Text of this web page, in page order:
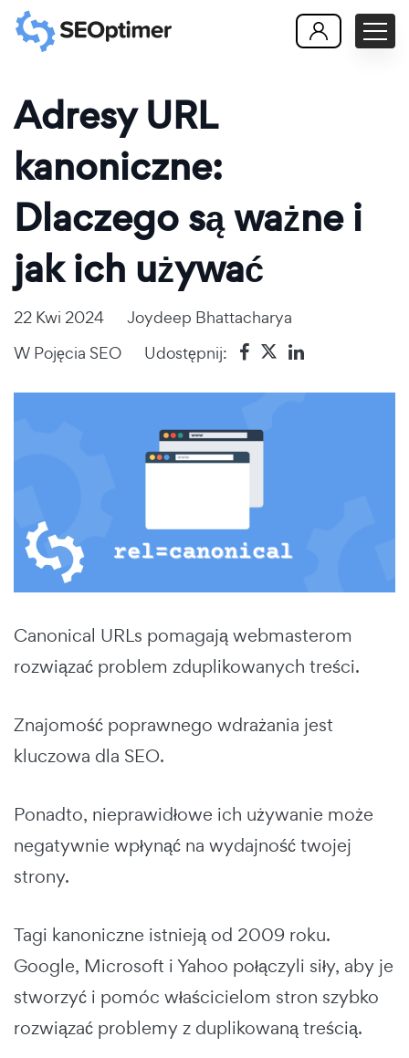
Adresy URL
kanoniczne:
Dlaczego są ważne i
jak ich używać
22 Kwi 2024
Joydeep Bhattacharya
W Pojęcia SEO Udostępnij:
Canonical URLs pomagają webmasterom
rozwiązać problem zduplikowanych treści.
Znajomość poprawnego wdrażania jest
kluczowa dla SEO.
Ponadto, nieprawidłowe ich używanie może
negatywnie wpłynąć na wydajność twojej
strony.
Tagi kanoniczne istnieją od 2009 roku.
Google, Microsoft i Yahoo połączyli siły, aby je
stworzyć i pomóc właścicielom stron szybko
rozwiązać problemy z duplikowaną treścią.